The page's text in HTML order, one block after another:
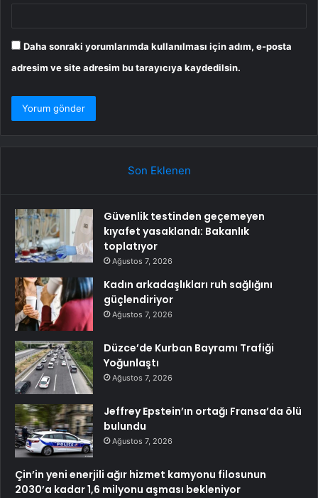
Daha sonraki yorumlarımda kullanılması için adım, e-posta
adresim ve site adresim bu tarayıcıya kaydedilsin.
Son Eklenen
Güvenlik testinden geçemeyen
kıyafet yasaklandı: Bakanlık
toplatıyor
Ağustos 7, 2026
Kadın arkadaşlıkları ruh sağlığını
güçlendiriyor
Ağustos 7, 2026
Düzce’de Kurban Bayramı Trafiği
Yoğunlaştı
Ağustos 7, 2026
Jeffrey Epstein’ın ortağı Fransa’da ölü
bulundu
Ağustos 7, 2026
Çin’in yeni enerjili ağır hizmet kamyonu filosunun
2030’a kadar 1,6 milyonu aşması bekleniyor